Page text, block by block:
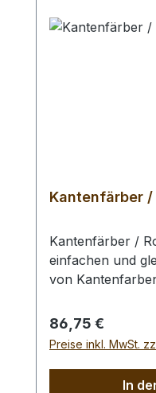
Wollpinsel.
Kantenfärber /
Kantenfärber /
einfachen und
von
Aluminiumblock
robuste
beim
Werkstücken
Regulärer Preis:
86,75 €
Preise inkl. MwSt.
In